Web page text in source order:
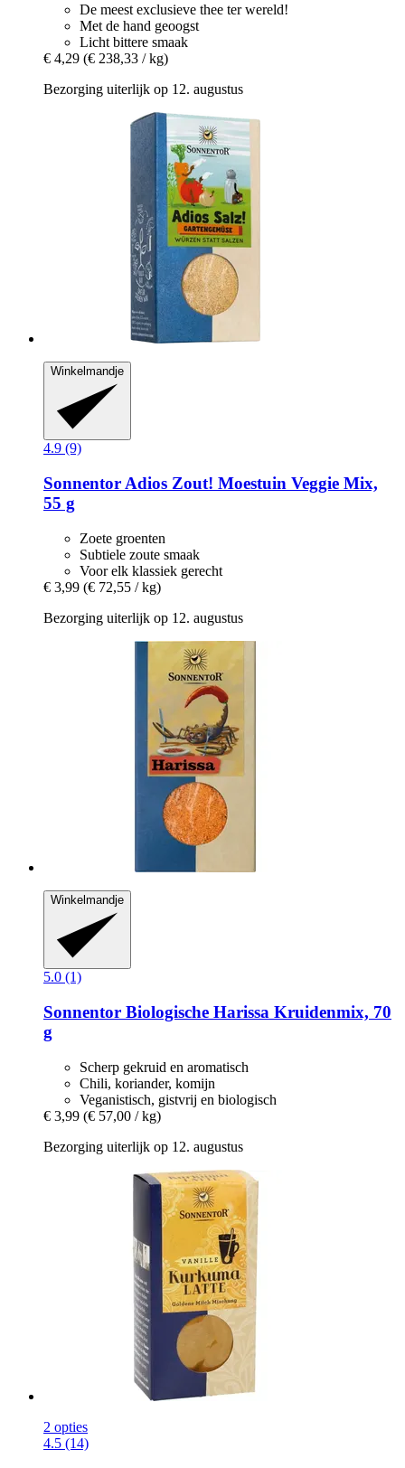
De meest exclusieve thee ter wereld!
Met de hand geoogst
Licht bittere smaak
€ 4,29 (€ 238,33 / kg)
Bezorging uiterlijk op 12. augustus
Winkelmandje
4.9 (9)
Sonnentor Adios Zout! Moestuin Veggie Mix,
55 g
Zoete groenten
Subtiele zoute smaak
Voor elk klassiek gerecht
€ 3,99 (€ 72,55 / kg)
Bezorging uiterlijk op 12. augustus
Winkelmandje
5.0 (1)
Sonnentor Biologische Harissa Kruidenmix, 70
g
Scherp gekruid en aromatisch
Chili, koriander, komijn
Veganistisch, gistvrij en biologisch
€ 3,99 (€ 57,00 / kg)
Bezorging uiterlijk op 12. augustus
2 opties
4.5 (14)